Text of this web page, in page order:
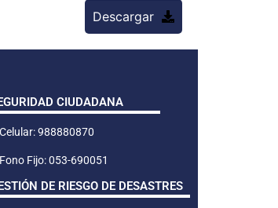
Descargar
CIUDADANA
Celular: 988880870
Fono Fijo: 053-690051
DE RIESGO DE DESASTRES